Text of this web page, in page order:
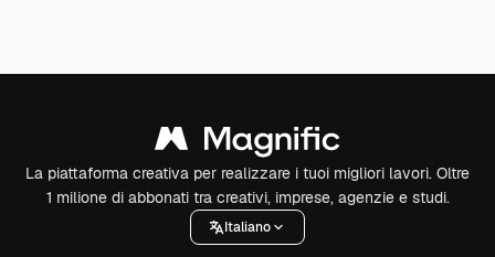
La piattaforma creativa per realizzare i tuoi migliori lavori. Oltre
1 milione di abbonati tra creativi, imprese, agenzie e studi.
Italiano